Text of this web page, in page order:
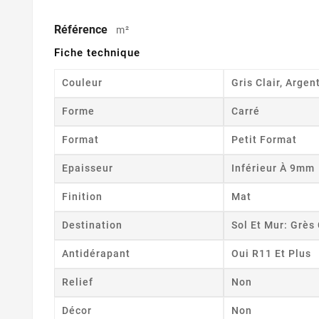
Référence m²
Fiche technique
Couleur Gris Clair, Argent
Forme Carré
Format Petit Format
Epaisseur Inférieur À 9mm
Finition Mat
Destination Sol Et Mur: Grès
Antidérapant Oui R11 Et Plus
Relief Non
Décor Non